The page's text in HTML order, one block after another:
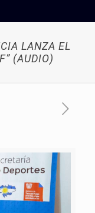
LANZA EL
(AUDIO)